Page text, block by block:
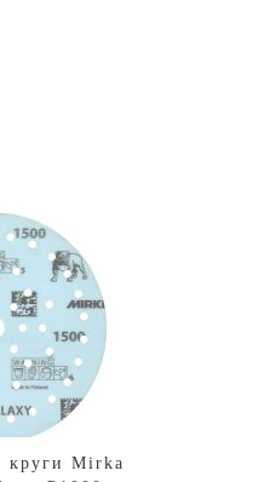
круги Mirka